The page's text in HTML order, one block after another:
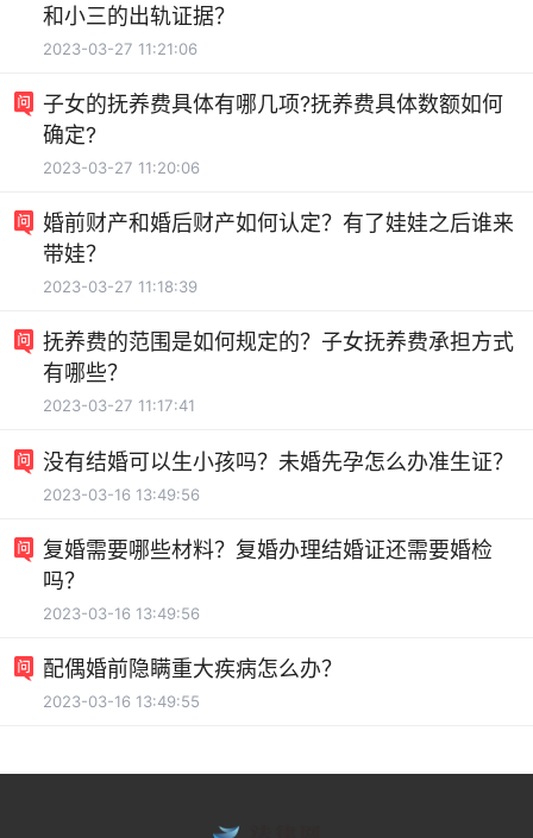
和小三的出轨证据？
2023-03-27 11:21:06
子女的抚养费具体有哪几项?抚养费具体数额如何
确定?
2023-03-27 11:20:06
婚前财产和婚后财产如何认定？有了娃娃之后谁来
带娃？
2023-03-27 11:18:39
抚养费的范围是如何规定的？子女抚养费承担方式
有哪些？
2023-03-27 11:17:41
没有结婚可以生小孩吗？未婚先孕怎么办准生证？
2023-03-16 13:49:56
复婚需要哪些材料？复婚办理结婚证还需要婚检
吗？
2023-03-16 13:49:56
配偶婚前隐瞒重大疾病怎么办？
2023-03-16 13:49:55